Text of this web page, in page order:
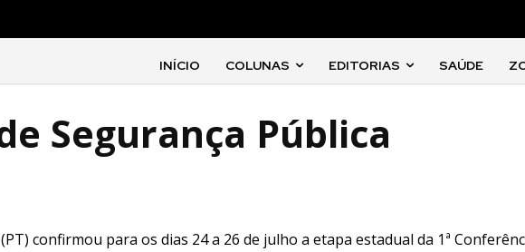
INÍCIO COLUNAS EDITORIAS SAÚDE
Segurança Pública
confirmou para os dias 24 a 26 de julho a etapa estadual da 1ª